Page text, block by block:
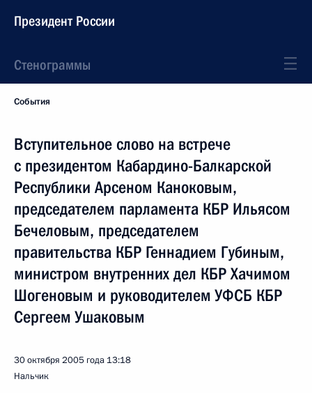
Президент России
Стенограммы
События
Вступительное слово на встрече
с президентом Кабардино-Балкарской
Республики Арсеном Каноковым,
председателем парламента КБР Ильясом
Бечеловым, председателем
правительства КБР Геннадием Губиным,
министром внутренних дел КБР Хачимом
Шогеновым и руководителем УФСБ КБР
Сергеем Ушаковым
30 октября 2005 года 13:18
Нальчик